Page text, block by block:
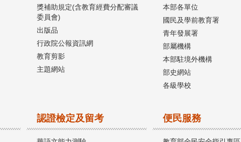
獎補助規定(含教育經費分配審議
委員會)
出版品
行政院公報資訊網
教育剪影
主題網站
本部各單位
國民及學前教育署
青年發展署
部屬機構
本部駐境外機構
部史網站
各級學校
認證檢定及留考 便民服務